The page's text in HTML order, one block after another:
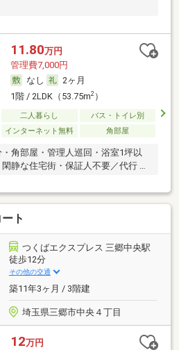
11.80万円
管理費7,000円
なし
2ヶ月
1階 / 2LDK（53.75m2）
二人暮らし
バス・トイレ別
インターネット無料 角部屋
角部屋・管理人巡回・浴室1坪以
静な住宅街・保証人不要／代行 ・
ト
つくばエクスプレス 三郷中央駅
徒歩12分
その他の交通
築11年3ヶ月 / 3階建
埼玉県三郷市中央４丁目
12万円